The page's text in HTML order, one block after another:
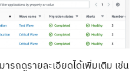
รถดูรายละเอียดได้เพิ่มเติม เช่น